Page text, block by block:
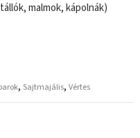
malmok, kápolnák)
, Sajtmajális,Vértes